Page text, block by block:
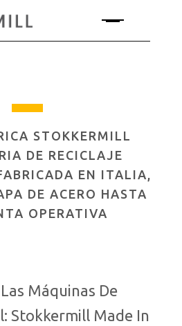
STOKKERMILL
DE RECICLAJE
EN ITALIA,
DE ACERO HASTA
OPERATIVA
Máquinas De
Stokkermill Made In